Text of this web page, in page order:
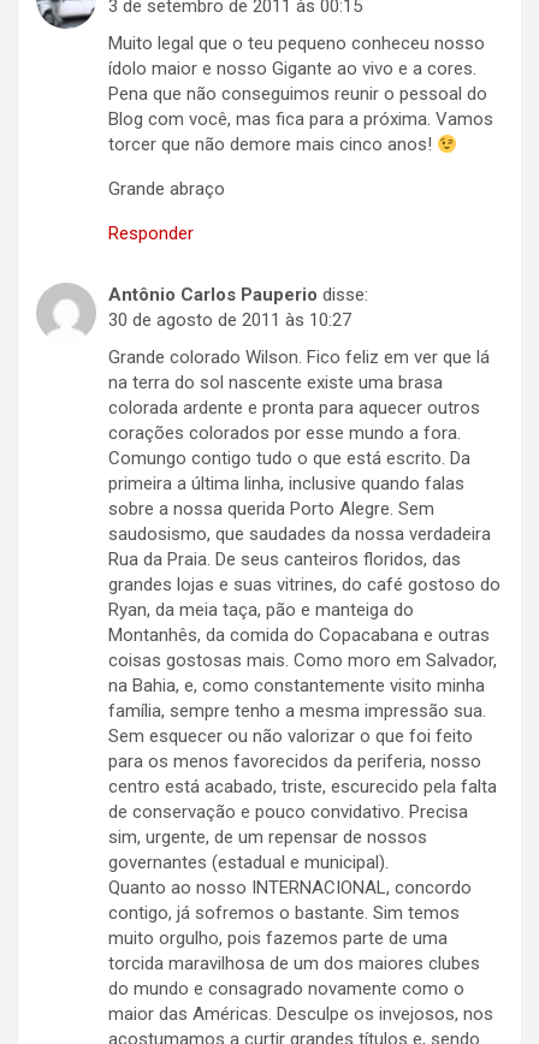
3 de setembro de 2011 às 00:15
Muito legal que o teu pequeno conheceu nosso
ídolo maior e nosso Gigante ao vivo e a cores.
Pena que não conseguimos reunir o pessoal do
Blog com você, mas fica para a próxima. Vamos
torcer que não demore mais cinco anos!
Grande abraço
Responder
Antônio Carlos Pauperio disse:
30 de agosto de 2011 às 10:27
Grande colorado Wilson. Fico feliz em ver que lá
na terra do sol nascente existe uma brasa
colorada ardente e pronta para aquecer outros
corações colorados por esse mundo a fora.
Comungo contigo tudo o que está escrito. Da
primeira a última linha, inclusive quando falas
sobre a nossa querida Porto Alegre. Sem
saudosismo, que saudades da nossa verdadeira
Rua da Praia. De seus canteiros floridos, das
grandes lojas e suas vitrines, do café gostoso do
Ryan, da meia taça, pão e manteiga do
Montanhês, da comida do Copacabana e outras
coisas gostosas mais. Como moro em Salvador,
na Bahia, e, como constantemente visito minha
família, sempre tenho a mesma impressão sua.
Sem esquecer ou não valorizar o que foi feito
para os menos favorecidos da periferia, nosso
centro está acabado, triste, escurecido pela falta
de conservação e pouco convidativo. Precisa
sim, urgente, de um repensar de nossos
governantes (estadual e municipal).
Quanto ao nosso INTERNACIONAL, concordo
contigo, já sofremos o bastante. Sim temos
muito orgulho, pois fazemos parte de uma
torcida maravilhosa de um dos maiores clubes
do mundo e consagrado novamente como o
maior das Américas. Desculpe os invejosos, nos
acostumamos a curtir grandes títulos e, sendo